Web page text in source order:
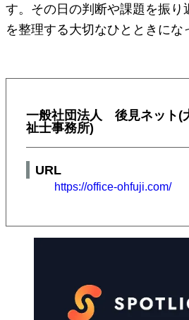
す。その日の判断や課題を振り
を整理する大切なひとときにな
一般社団法人 後見ネット(
祉士事務所)
URL
https://office-ohfuji.com/